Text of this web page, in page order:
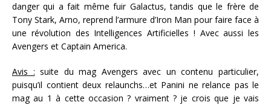
danger qui a fait même fuir Galactus, tandis que le frère de
Tony Stark, Arno, reprend l’armure d’Iron Man pour faire face à
une révolution des Intelligences Artificielles ! Avec aussi les
Avengers et Captain America.
Avis : suite du mag Avengers avec un contenu particulier,
puisqu’il contient deux relaunchs…et Panini ne relance pas le
mag au 1 à cette occasion ? vraiment ? je crois que je vais